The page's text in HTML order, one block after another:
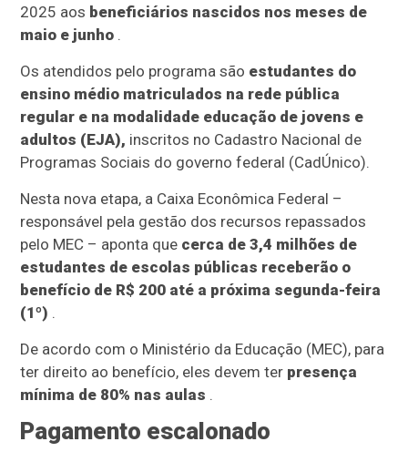
2025 aos beneficiários nascidos nos meses de
maio e junho .
Os atendidos pelo programa são estudantes do
ensino médio matriculados na rede pública
regular e na modalidade educação de jovens e
adultos (EJA), inscritos no Cadastro Nacional de
Programas Sociais do governo federal (CadÚnico).
Nesta nova etapa, a Caixa Econômica Federal –
responsável pela gestão dos recursos repassados
pelo MEC – aponta que cerca de 3,4 milhões de
estudantes de escolas públicas receberão o
benefício de R$ 200 até a próxima segunda-feira
(1º) .
De acordo com o Ministério da Educação (MEC), para
ter direito ao benefício, eles devem ter presença
mínima de 80% nas aulas .
Pagamento escalonado